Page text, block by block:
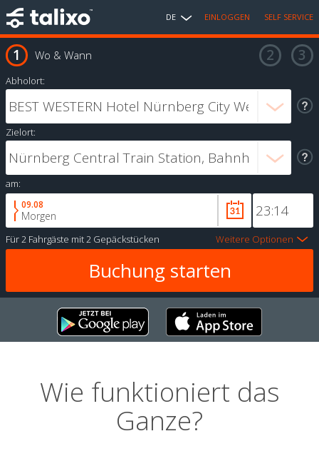
DE EINLOGGEN SELF SERVICE
Wo & Wann
Abholort:
Zielort:
am:
09.08
Morgen
Für2 Fahrgäste mit2 Gepäckstücken Weitere Optionen
Wie funktioniert das
Ganze?